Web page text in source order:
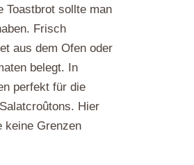
Toastbrot sollte man
Frisch
aus dem Ofen oder
belegt. In
perfekt für die
Hier
keine Grenzen